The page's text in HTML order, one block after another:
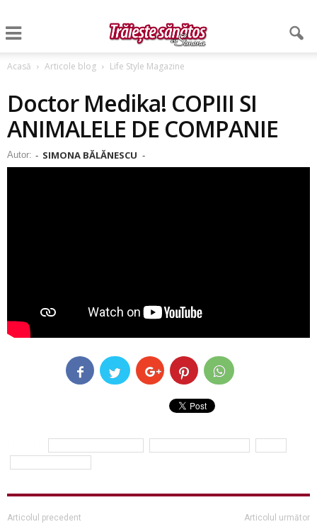
Acasă Articole blog Life Style Magazine
Doctor Medika! COPIII SI
ANIMALELE DE COMPANIE
Autor: - SIMONA BĂLĂNESCU -
Articolul precedent Articolul următor